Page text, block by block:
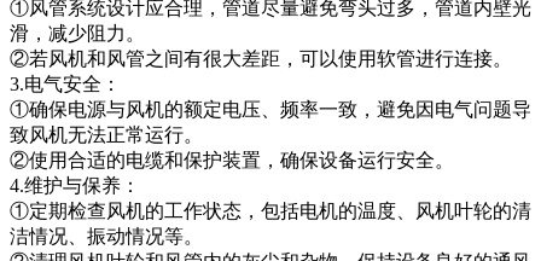
①风管系统设计应合理，管道尽量避免弯头过多，管道内壁光
滑，减少阻力。
②若风机和风管之间有很大差距，可以使用软管进行连接。
3.电气安全：
①确保电源与风机的额定电压、频率一致，避免因电气问题导
致风机无法正常运行。
②使用合适的电缆和保护装置，确保设备运行安全。
4.维护与保养：
①定期检查风机的工作状态，包括电机的温度、风机叶轮的清
洁情况、振动情况等。